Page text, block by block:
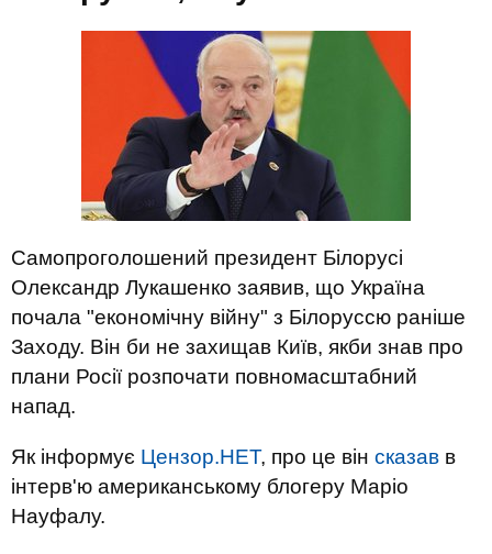
Самопроголошений президент Білорусі
Олександр Лукашенко заявив, що Україна
почала "економічну війну" з Білоруссю раніше
Заходу. Він би не захищав Київ, якби знав про
плани Росії розпочати повномасштабний
напад.
Як інформує Цензор.НЕТ, про це він сказав в
інтерв'ю американському блогеру Маріо
Науфалу.